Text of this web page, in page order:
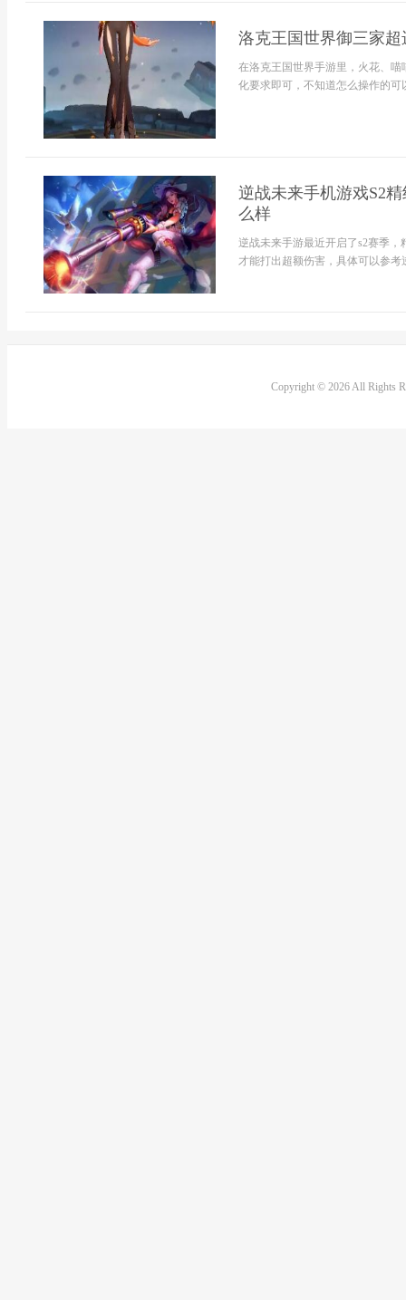
洛克王国世界御三家
在洛克王国世界手游里，火花、
化要求即可，不知道怎么操作的
逆战未来手机游戏S2
么样
逆战未来手游最近开启了s2赛季
才能打出超额伤害，具体可以参
Copyright © 2026 All Rights